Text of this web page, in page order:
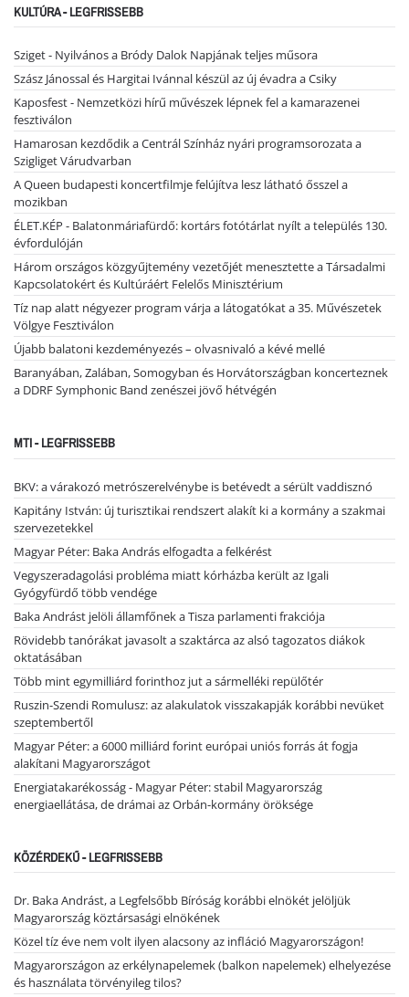
KULTÚRA - LEGFRISSEBB
Sziget - Nyilvános a Bródy Dalok Napjának teljes műsora
Szász Jánossal és Hargitai Ivánnal készül az új évadra a Csiky
Kaposfest - Nemzetközi hírű művészek lépnek fel a kamarazenei
fesztiválon
Hamarosan kezdődik a Centrál Színház nyári programsorozata a
Szigliget Várudvarban
A Queen budapesti koncertfilmje felújítva lesz látható ősszel a
mozikban
ÉLET.KÉP - Balatonmáriafürdő: kortárs fotótárlat nyílt a település 130.
évfordulóján
Három országos közgyűjtemény vezetőjét menesztette a Társadalmi
Kapcsolatokért és Kultúráért Felelős Minisztérium
Tíz nap alatt négyezer program várja a látogatókat a 35. Művészetek
Völgye Fesztiválon
Újabb balatoni kezdeményezés – olvasnivaló a kévé mellé
Baranyában, Zalában, Somogyban és Horvátországban koncerteznek
a DDRF Symphonic Band zenészei jövő hétvégén
MTI - LEGFRISSEBB
BKV: a várakozó metrószerelvénybe is betévedt a sérült vaddisznó
Kapitány István: új turisztikai rendszert alakít ki a kormány a szakmai
szervezetekkel
Magyar Péter: Baka András elfogadta a felkérést
Vegyszeradagolási probléma miatt kórházba került az Igali
Gyógyfürdő több vendége
Baka Andrást jelöli államfőnek a Tisza parlamenti frakciója
Rövidebb tanórákat javasolt a szaktárca az alsó tagozatos diákok
oktatásában
Több mint egymilliárd forinthoz jut a sármelléki repülőtér
Ruszin-Szendi Romulusz: az alakulatok visszakapják korábbi nevüket
szeptembertől
Magyar Péter: a 6000 milliárd forint európai uniós forrás át fogja
alakítani Magyarországot
Energiatakarékosság - Magyar Péter: stabil Magyarország
energiaellátása, de drámai az Orbán-kormány öröksége
KÖZÉRDEKŰ - LEGFRISSEBB
Dr. Baka Andrást, a Legfelsőbb Bíróság korábbi elnökét jelöljük
Magyarország köztársasági elnökének
Közel tíz éve nem volt ilyen alacsony az infláció Magyarországon!
Magyarországon az erkélynapelemek (balkon napelemek) elhelyezése
és használata törvényileg tilos?